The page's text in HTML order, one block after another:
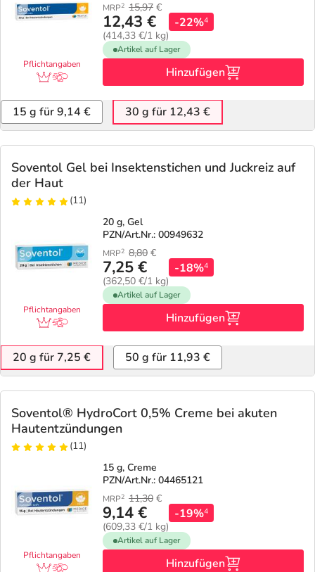
Pflichtangaben
MRP2 15,97 €
12,43 €
(414,33 €/1 kg)
-22%4
Artikel auf Lager
Hinzufügen
15 g für 9,14 € 30 g für 12,43 €
Soventol Gel bei Insektenstichen und Juckreiz auf
der Haut
(11)
Pflichtangaben
20 g, Gel
PZN/Art.Nr.: 00949632
MRP2 8,80 €
7,25 €
(362,50 €/1 kg)
-18%4
Artikel auf Lager
Hinzufügen
20 g für 7,25 € 50 g für 11,93 €
Soventol® HydroCort 0,5% Creme bei akuten
Hautentzündungen
(11)
Pflichtangaben
15 g, Creme
PZN/Art.Nr.: 04465121
MRP2 11,30 €
9,14 €
(609,33 €/1 kg)
-19%4
Artikel auf Lager
Hinzufügen